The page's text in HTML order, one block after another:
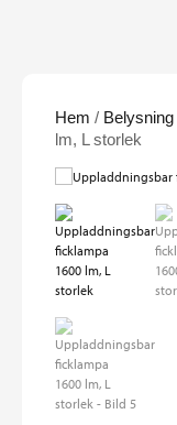
Hem / Belysning
lm, L storlek